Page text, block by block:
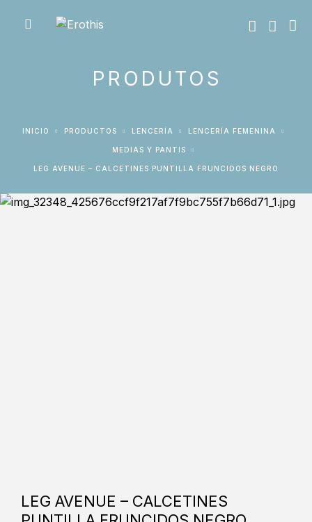
PRODUTOS
INICIO PRODUCTOS LENCERÍA LENCERÍA FEMENINA
MEDIAS Y PANTIS
LEG AVENUE – CALCETINES PUNTILLA FRUNCIDOS NEGRO
LEG AVENUE – CALCETINES